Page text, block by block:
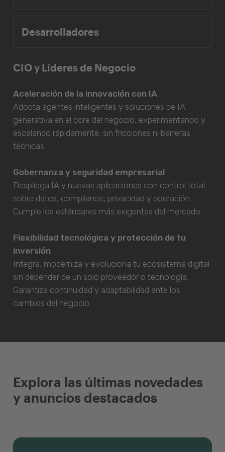
Desarrolladores
CIO y Líderes de Negocio
Aceleración de la innovación con IA
Adopta agentes inteligentes y soluciones de IA
generativa en el core del negocio, experimentando y
escalando rápidamente, sin fricciones ni barreras
técnicas.
Gobernanza y seguridad empresarial
Despliega IA y nuevas aplicaciones con control total
sobre datos, compliance, privacidad y operación.
Cumple los estándares más exigentes del mercado.
Flexibilidad tecnológica y protección de tu
inversión
Integra, moderniza y evoluciona tu ecosistema digital
sin depender de un solo proveedor o tecnología.
Garantiza continuidad y adaptabilidad ante los
cambios del negocio.
Explora las últimas novedades
y anuncios destacados